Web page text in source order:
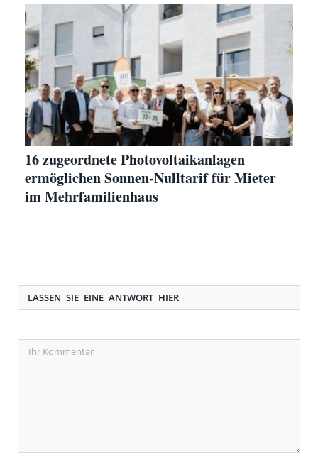
16 zugeordnete Photovoltaikanlagen
ermöglichen Sonnen-Nulltarif für Mieter
im Mehrfamilienhaus
LASSEN SIE EINE ANTWORT HIER